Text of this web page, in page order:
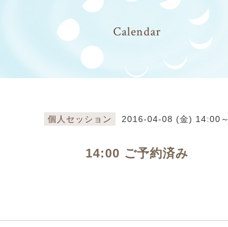
Calendar
個人セッション 2016-04-08 (金) 14:00～
14:00 ご予約済み